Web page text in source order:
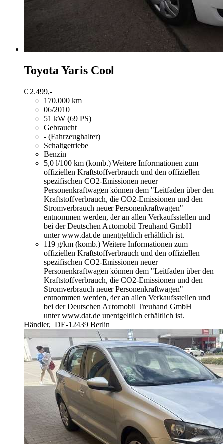
Toyota Yaris Cool
€ 2.499,-
170.000 km
06/2010
51 kW (69 PS)
Gebraucht
- (Fahrzeughalter)
Schaltgetriebe
Benzin
5,0 l/100 km (komb.) Weitere Informationen zum
offiziellen Kraftstoffverbrauch und den offiziellen
spezifischen CO2-Emissionen neuer
Personenkraftwagen können dem "Leitfaden über den
Kraftstoffverbrauch, die CO2-Emissionen und den
Stromverbrauch neuer Personenkraftwagen"
entnommen werden, der an allen Verkaufsstellen und
bei der Deutschen Automobil Treuhand GmbH
unter www.dat.de unentgeltlich erhältlich ist.
119 g/km (komb.) Weitere Informationen zum
offiziellen Kraftstoffverbrauch und den offiziellen
spezifischen CO2-Emissionen neuer
Personenkraftwagen können dem "Leitfaden über den
Kraftstoffverbrauch, die CO2-Emissionen und den
Stromverbrauch neuer Personenkraftwagen"
entnommen werden, der an allen Verkaufsstellen und
bei der Deutschen Automobil Treuhand GmbH
unter www.dat.de unentgeltlich erhältlich ist.
Händler, DE-12439 Berlin